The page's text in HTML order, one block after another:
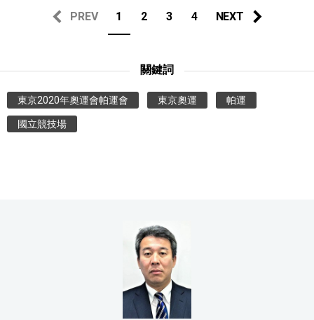
PREV 1 2 3 4 NEXT
關鍵詞
東京2020年奧運會帕運會 東京奧運 帕運
國立競技場